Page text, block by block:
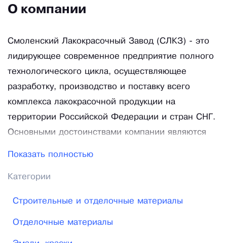
О компании
Смоленский Лакокрасочный Завод (СЛКЗ) - это
лидирующее современное предприятие полного
технологического цикла, осуществляющее
разработку, производство и поставку всего
комплекса лакокрасочной продукции на
территории Российской Федерации и стран СНГ.
Основными достоинствами компании являются
техники цеха, полная автоматизация
установка синтеза полуфабрикатных лаков и т. д.
- все это позволяет выпускать продукцию,
Показать полностью
Категории
Строительные и отделочные материалы
Отделочные материалы